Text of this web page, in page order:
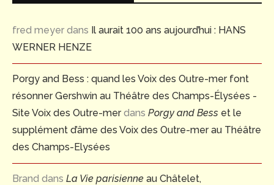
fred meyer dans Il aurait 100 ans aujourd’hui : HANS
WERNER HENZE
Porgy and Bess : quand les Voix des Outre-mer font
résonner Gershwin au Théâtre des Champs-Élysées -
Site Voix des Outre-merdans Porgy and Bess et le
supplément d’âme des Voix des Outre-mer au Théâtre
des Champs-Elysées
Brand dans La Vie parisienne au Châtelet,